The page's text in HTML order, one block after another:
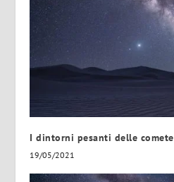
I dintorni pesanti delle comete
19/05/2021